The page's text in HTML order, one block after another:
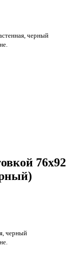
черный
76x92
черный